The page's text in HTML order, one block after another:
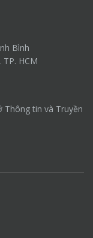
Bình
HCM
Thông tin và Truyền